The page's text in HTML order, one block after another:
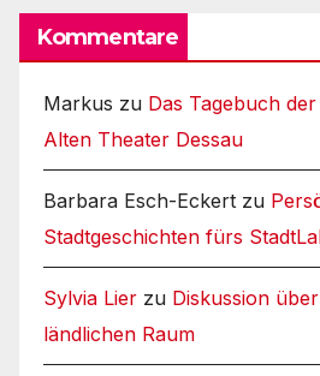
Kommentare
Markus zu Das Tagebuch
Alten Theater Dessau
Barbara Esch-Eckert zu
Stadtgeschichten fürs
Sylvia Lier zu Diskussion
ländlichen Raum